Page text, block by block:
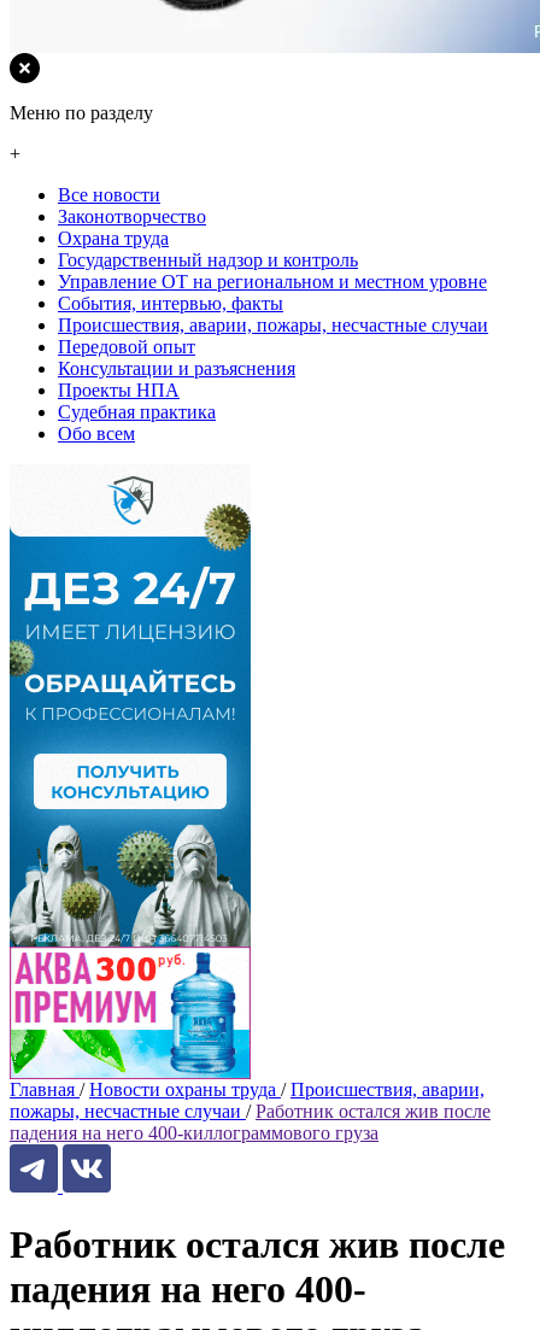
Меню по разделу
+
Все новости
Законотворчество
Охрана труда
Государственный надзор и контроль
Управление ОТ на региональном и местном уровне
События, интервью, факты
Происшествия, аварии, пожары, несчастные случаи
Передовой опыт
Консультации и разъяснения
Проекты НПА
Судебная практика
Обо всем
Главная / Новости охраны труда / Происшествия, аварии,
пожары, несчастные случаи / Работник остался жив после
падения на него 400-киллограммового груза
Работник остался жив после
падения на него 400-